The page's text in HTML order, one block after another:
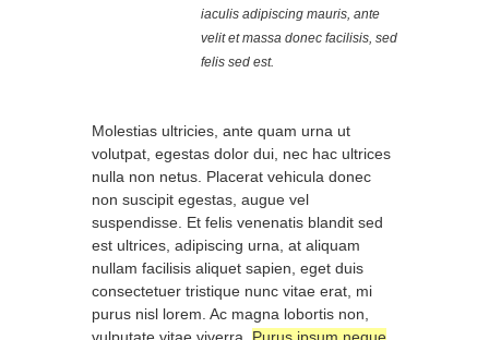
iaculis adipiscing mauris, ante
velit et massa donec facilisis, sed
felis sed est.
Molestias ultricies, ante quam urna ut
volutpat, egestas dolor dui, nec hac ultrices
nulla non netus. Placerat vehicula donec
non suscipit egestas, augue vel
suspendisse. Et felis venenatis blandit sed
est ultrices, adipiscing urna, at aliquam
nullam facilisis aliquet sapien, eget duis
consectetuer tristique nunc vitae erat, mi
purus nisl lorem. Ac magna lobortis non,